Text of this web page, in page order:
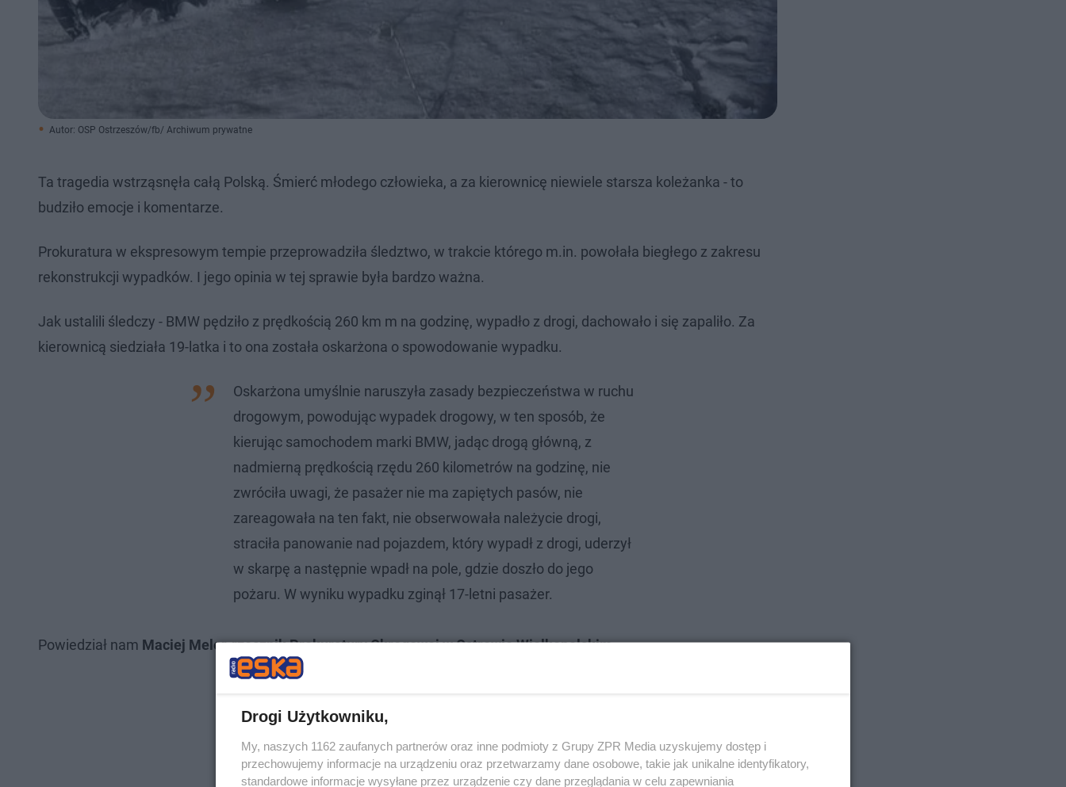
Autor: OSP Ostrzeszów/fb/ Archiwum prywatne
Ta tragedia wstrząsnęła całą Polską. Śmierć młodego człowieka, a za kierownicę niewiele starsza koleżanka - to
budziło emocje i komentarze.
Prokuratura w ekspresowym tempie przeprowadziła śledztwo, w trakcie którego m.in. powołała biegłego z zakresu
rekonstrukcji wypadków. I jego opinia w tej sprawie była bardzo ważna.
Jak ustalili śledczy - BMW pędziło z prędkością 260 km m na godzinę, wypadło z drogi, dachowało i się zapaliło. Za
kierownicą siedziała 19-latka i to ona została oskarżona o spowodowanie wypadku.
Oskarżona umyślnie naruszyła zasady bezpieczeństwa w ruchu
drogowym, powodując wypadek drogowy, w ten sposób, że
kierując samochodem marki BMW, jadąc drogą główną, z
nadmierną prędkością rzędu 260 kilometrów na godzinę, nie
zwróciła uwagi, że pasażer nie ma zapiętych pasów, nie
zareagowała na ten fakt, nie obserwowała należycie drogi,
straciła panowanie nad pojazdem, który wypadł z drogi, uderzył
w skarpę a następnie wpadł na pole, gdzie doszło do jego
pożaru. W wyniku wypadku zginął 17-letni pasażer.
Powiedział nam Maciej Meler, rzecznik Prokuratury Okręgowej w Ostrowie Wielkopolskim.
Drogi Użytkowniku,
My, naszych 1162 zaufanych partnerów oraz inne podmioty z Grupy ZPR Media uzyskujemy dostęp i
przechowujemy informacje na urządzeniu oraz przetwarzamy dane osobowe, takie jak unikalne identyfikatory,
standardowe informacje wysyłane przez urządzenie czy dane przeglądania w celu zapewniania